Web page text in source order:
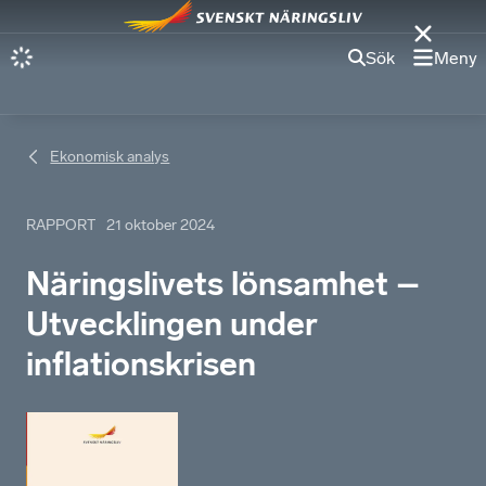
Sök Meny
Ekonomisk analys
RAPPORT 21 oktober 2024
Näringslivets lönsamhet –
Utvecklingen under
inflationskrisen